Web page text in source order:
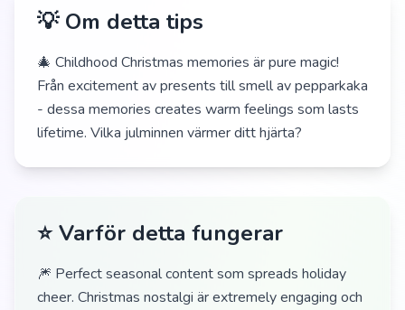
💡 Om detta tips
🎄 Childhood Christmas memories är pure magic!
Från excitement av presents till smell av pepparkaka
- dessa memories creates warm feelings som lasts
lifetime. Vilka julminnen värmer ditt hjärta?
⭐ Varför detta fungerar
🎆 Perfect seasonal content som spreads holiday
cheer. Christmas nostalgi är extremely engaging och